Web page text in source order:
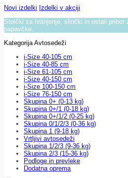
Novi izdelki Izdelki v akciji
Stolčki za hranjenje, slinčki in ostali pribor
papavčke.
Kategorija Avtosedeži
i-Size 40-105 cm
i-Size 40-85 cm
i-Size 61-105 cm
i-Size 40-150 cm
i-Size 100-150 cm
i-Size 76-150 cm
Skupina 0+ (0-13 kg)
Skupina 0+/1 (0-18 kg)
Skupina 0+/1/2 (0-25 kg)
Skupina 0/1/2/3 (0-36 kg)
Skupina 1 (9-18 kg)
Vrtljivi avtosedeži
Skupina 1/2/3 (9-36 kg)
Skupina 2/3 (15-36 kg)
Podloge in prevleke
Dodatna oprema